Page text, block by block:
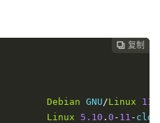
德国
8.20
CMI - 德国
 复制
 复制
 复制
 复制
 复制
 复制
Debian GNU /Linux 11
Linux 5.10 . 0 - 11 -